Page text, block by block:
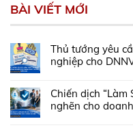
BÀI VIẾT MỚI
Thủ tướng yêu
nghiệp cho
Chiến dịch “Làm
nghẽn cho